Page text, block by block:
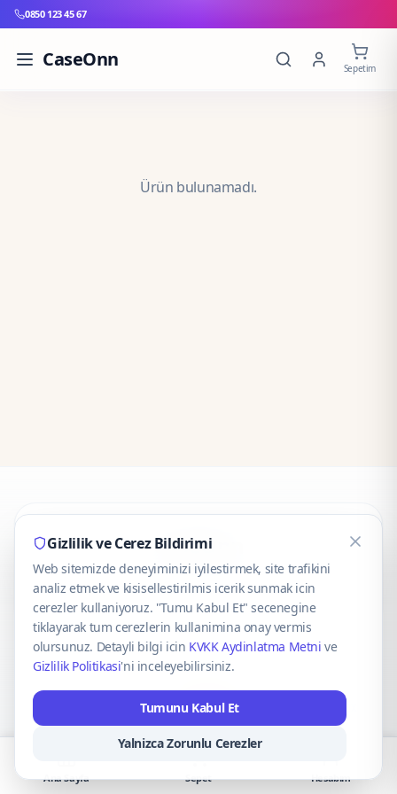
0850 123 45 67
CaseOnn Sepetim
Ürün bulunamadı.
CaseOnn
© 2025 CaseOnn. Tüm hakları saklıdır.
VISA Mastercard
Gizlilik ve Cerez Bildirimi
Web sitemizde deneyiminizi iyilestirmek, site trafikini
analiz etmek ve kisisellestirilmis icerik sunmak icin
cerezler kullaniyoruz. "Tumu Kabul Et" secenegine
tiklayarak tum cerezlerin kullanimina onay vermis
olursunuz. Detayli bilgi icin KVKK Aydinlatma Metni ve
Gizlilik Politikasi'ni inceleyebilirsiniz.
Tumunu Kabul Et
Yalnizca Zorunlu Cerezler
Ana Sayfa Sepet Hesabım